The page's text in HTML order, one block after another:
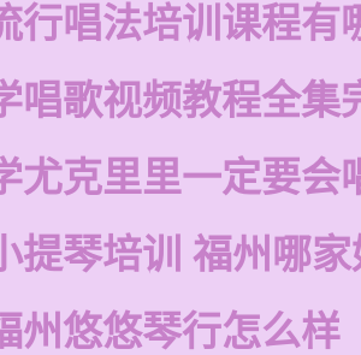
行唱法培训课程有
唱歌视频教程全集
尤克里里一定要会
提琴培训 福州哪
州悠悠琴行怎么样